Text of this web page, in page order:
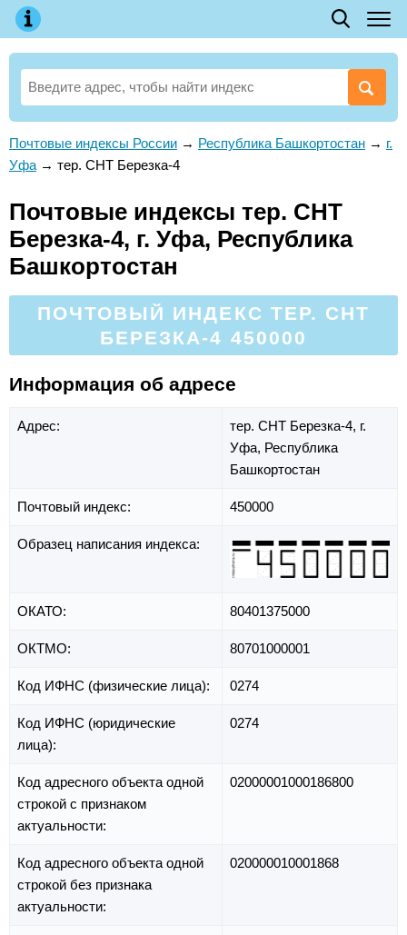
Почтовые индексы России → Республика Башкортостан → г.
Уфа → тер. СНТ Березка-4
Почтовые индексы тер. СНТ
Березка-4, г. Уфа, Республика
Башкортостан
ПОЧТОВЫЙ ИНДЕКС ТЕР. СНТ
БЕРЕЗКА-4 450000
Информация об адресе
Адрес: тер. СНТ Березка-4, г.
Уфа, Республика
Башкортостан
Почтовый индекс: 450000
Образец написания индекса:
ОКАТО: 80401375000
ОКТМО: 80701000001
Код ИФНС (физические лица): 0274
Код ИФНС (юридические
лица):
0274
Код адресного объекта одной
строкой с признаком
актуальности:
02000001000186800
Код адресного объекта одной
строкой без признака
актуальности:
020000010001868